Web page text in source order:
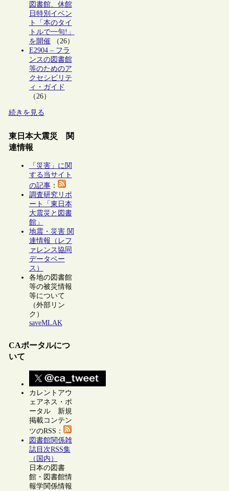
図書館、休館
日特別イベン
ト「本のタイ
トルで一句!」
を開催（26）
E2904 – フラ
ンスの図書館
等のためのア
クセシビリテ
ィ・ガイド
（26）
続きを見る
東日本大震災 関
連情報
「災害」に関
する当サイト
の記事：
調査研究リポ
ート「東日本
大震災と図書
館」
地震・災害 関
連情報（レフ
ァレンス協同
データベー
ス）
各地の図書館
等の被災情報
等について
（外部リン
ク）
saveMLAK
CAポータルにつ
いて
カレントアウ
ェアネス・ポ
ータル 新規
掲載コンテン
ツのRSS：
図書館関係雑
誌目次RSS集
（国内）
日本の図書
館・図書館情
報学関係情報